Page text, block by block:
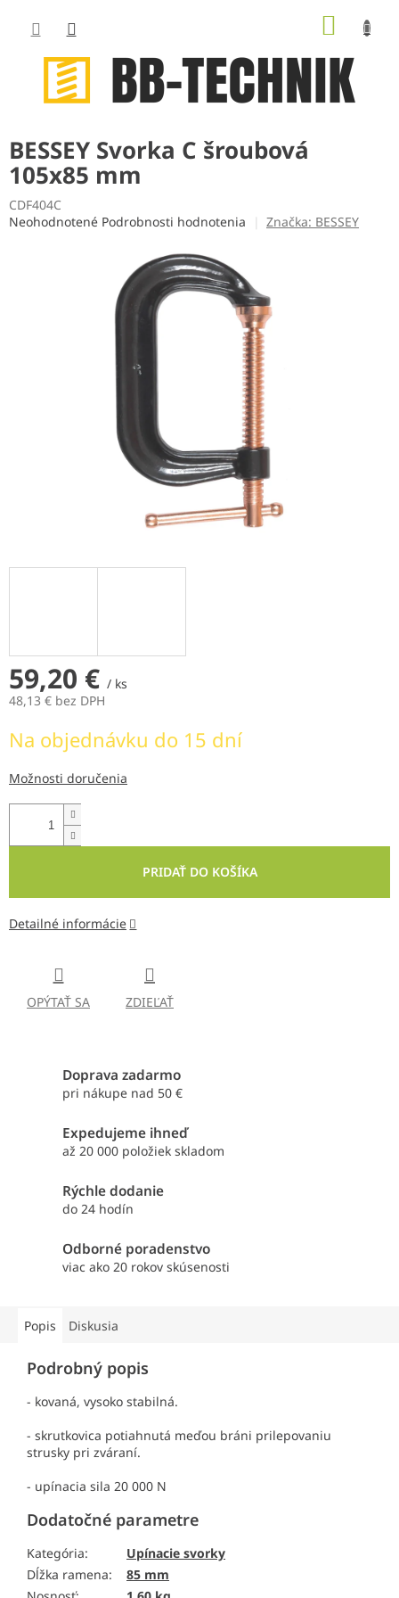
obsah
BESSEY Svorka C šroubová
105x85 mm
CDF404C
Priemerné
Neohodnotené Podrobnosti hodnotenia Značka: BESSEY
59,20 € / ks
48,13 € bez DPH
cena:
Na objednávku do 15 dní
Možnosti doručenia
PRIDAŤ DO KOŠÍKA
Detailné informácie
OPÝTAŤ SA ZDIEĽAŤ
Doprava zadarmo
pri nákupe nad 50 €
Expedujeme ihneď
až 20 000 položiek skladom
Rýchle dodanie
do 24 hodín
Odborné poradenstvo
viac ako 20 rokov skúsenosti
Popis Diskusia
Podrobný popis
- kovaná, vysoko stabilná.
- skrutkovica potiahnutá meďou bráni prilepovaniu
strusky pri zváraní.
- upínacia sila 20 000 N
Dodatočné parametre
Kategória:
Upínacie svorky
Dĺžka ramena:
85 mm